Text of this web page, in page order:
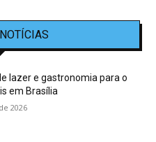
lazer e gastronomia para o
em Brasília
2026